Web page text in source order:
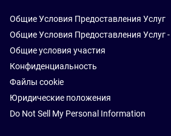
Общие Условия Предоставления Услуг
Общие Условия Предоставления Услуг
Общие условия участия
Конфиденциальность
Файлы cookie
Юридические положения
Do Not Sell My Personal Information